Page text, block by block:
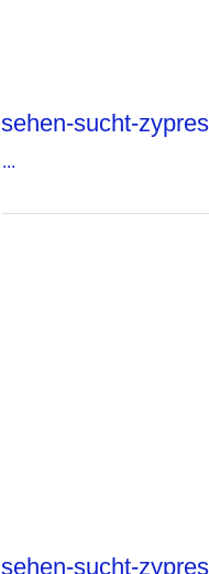
sehen-sucht-
...
sehen-sucht-